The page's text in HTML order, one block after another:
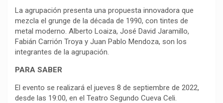
La agrupación presenta una propuesta innovadora que
mezcla el grunge de la década de 1990, con tintes de
metal moderno. Alberto Loaiza, José David Jaramillo,
Fabián Carrión Troya y Juan Pablo Mendoza, son los
integrantes de la agrupación.
PARA SABER
El evento se realizará el jueves 8 de septiembre de 2022,
desde las 19:00, en el Teatro Segundo Cueva Celi.